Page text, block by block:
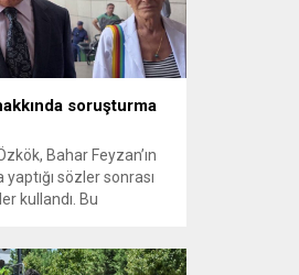
artırdı. CHP’nin...
soruşturma
Bahar Feyzan’ın
yaptığı sözler sonrası
kullandı. Bu
hakaret’ suçundan